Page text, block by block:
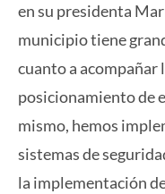
en su presidenta
municipio tiene
cuanto a acompañar
posicionamiento de
mismo, hemos
sistemas de
la implementación